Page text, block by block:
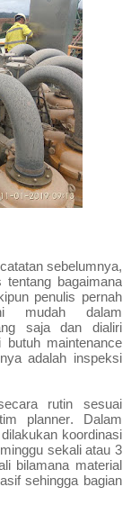
sebelumnya,
bagaimana
penulis pernah
mudah dalam
saja dan dialiri
maintenance
adalah inspeksi
rutin sesuai
planner. Dalam
koordinasi
sekali atau 3
bilamana material
sehingga bagian